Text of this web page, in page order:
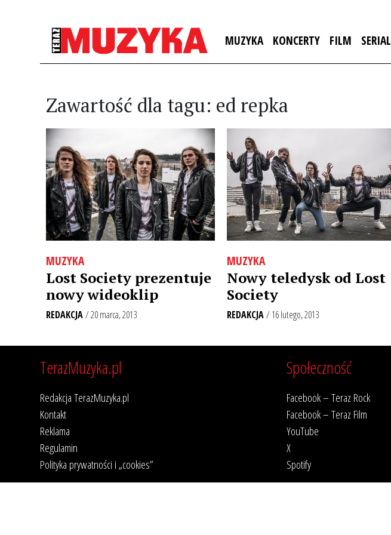
MUZYKA KONCERTY FILM SERIAL
Zawartość dla tagu: ed repka
MUZYKA
Lost Society prezentuje
nowy wideoklip
REDAKCJA/ 20 marca, 2013
MUZYKA
Nowy teledysk od Lost
Society
REDAKCJA / 16 lutego, 2013
TerazMuzyka.pl
Redakcja TerazMuzyka.pl
Kontakt
Reklama
Regulamin
Polityka prywatności i „cookies”
Społeczność
Facebook – Teraz Rock
Facebook – Teraz Film
YouTube
X
Spotify